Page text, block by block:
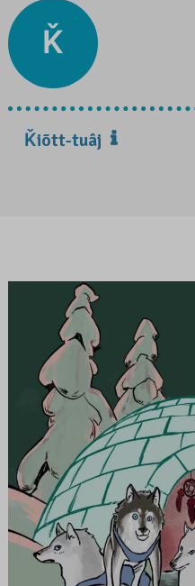
Ǩ
Ǩiõtt-tuâj